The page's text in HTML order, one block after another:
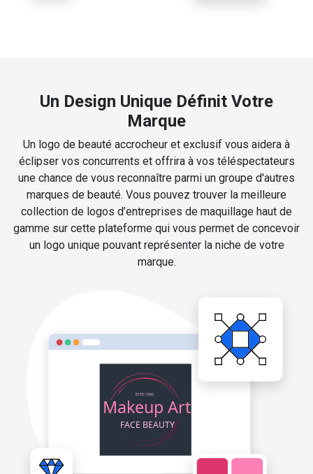
Un Design Unique Définit Votre
Marque
Un logo de beauté accrocheur et exclusif vous aidera à
éclipser vos concurrents et offrira à vos téléspectateurs
une chance de vous reconnaître parmi un groupe d'autres
marques de beauté. Vous pouvez trouver la meilleure
collection de logos d’entreprises de maquillage haut de
gamme sur cette plateforme qui vous permet de concevoir
un logo unique pouvant représenter la niche de votre
marque.